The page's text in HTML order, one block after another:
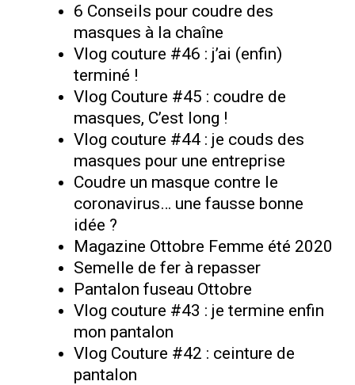
6 Conseils pour coudre des
masques à la chaîne
Vlog couture #46 : j’ai (enfin)
terminé !
Vlog Couture #45 : coudre de
masques, C’est long !
Vlog couture #44 : je couds des
masques pour une entreprise
Coudre un masque contre le
coronavirus… une fausse bonne
idée ?
Magazine Ottobre Femme été 2020
Semelle de fer à repasser
Pantalon fuseau Ottobre
Vlog couture #43 : je termine enfin
mon pantalon
Vlog Couture #42 : ceinture de
pantalon